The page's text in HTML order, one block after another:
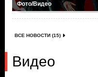
Фото/Видео
ВСЕ НОВОСТИ (15)
Видео